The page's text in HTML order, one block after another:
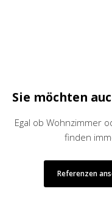
Sie möchten
Egal ob Wohnzimmer
finden
Referenzen